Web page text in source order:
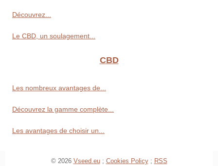
Découvrez...
Le CBD, un soulagement...
CBD
Les nombreux avantages de...
Découvrez la gamme complète...
Les avantages de choisir un...
© 2026 Vseed.eu; Cookies Policy; RSS